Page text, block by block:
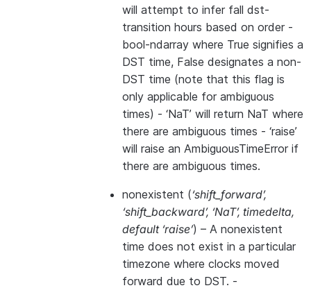
will attempt to infer fall dst-
transition hours based on order -
bool-ndarray where True signifies a
DST time, False designates a non-
DST time (note that this flag is
only applicable for ambiguous
times) - ‘NaT’ will return NaT where
there are ambiguous times - ‘raise’
will raise an AmbiguousTimeError if
there are ambiguous times.
nonexistent (‘shift_forward’,
‘shift_backward’, ‘NaT’, timedelta,
default ‘raise’) – A nonexistent
time does not exist in a particular
timezone where clocks moved
forward due to DST. -